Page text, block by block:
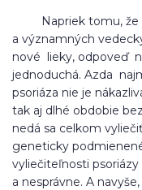
Napriek tomu, že
a významných
nové lieky, odpoveď
jednoduchá. Azda
psoriáza nie je
tak aj dlhé obdobie
nedá sa celkom
geneticky
vyliečiteľnosti
a nesprávne. A